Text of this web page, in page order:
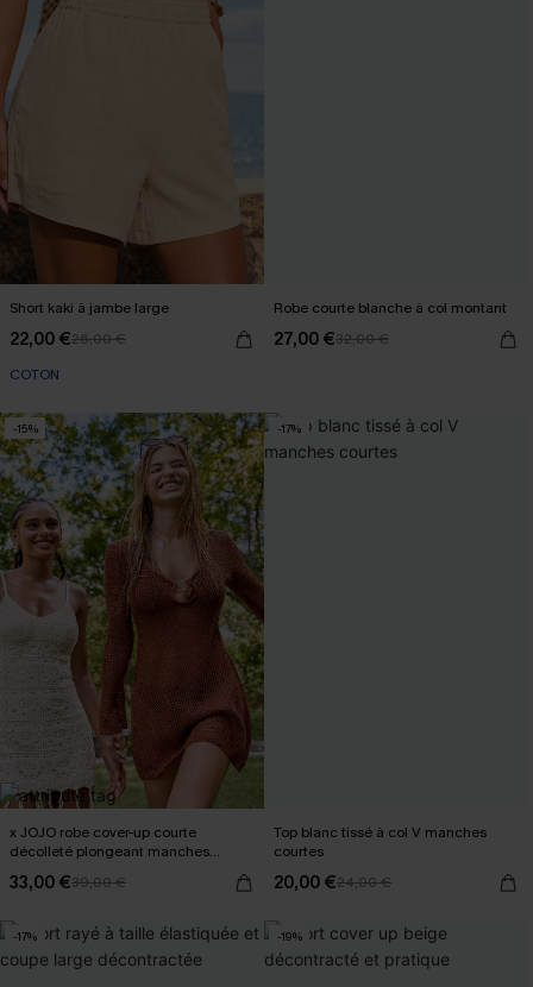
Short kaki à jambe large
22,00 €26,00 €
COTON
Robe courte blanche à col montant
27,00 €32,00 €
-15%
x JOJO robe cover-up courte
décolleté plongeant manches
33,00 €39,00 €
-17%
Top blanc tissé à col V manches
courtes
20,00 €24,00 €
-17% -19%